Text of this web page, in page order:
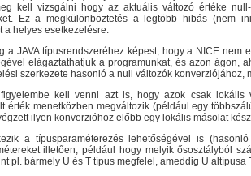
kell vizsgálni hogy az aktuális változó értéke
Ez a megkülönböztetés a legtöbb hibás (nem
a helyes esetkezelésre.
a JAVA típusrendszeréhez képest, hogy a NICE
elágaztathatjuk a programunkat, és azon ágon,
szerkezete hasonló a null változók konverziójához,
kell venni azt is, hogy azok csak
érték menetközben megváltozik (például egy
ilyen konverzióhoz előbb egy lokális másolat
a típusparaméterezés lehetőségével is
illetően, például hogy melyik ősosztályból
pl. bármely U és T típus megfelel, ameddig U altípusa